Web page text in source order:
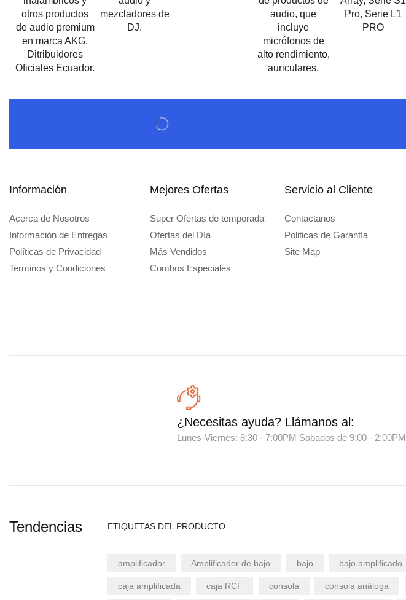
Información
Acerca de Nosotros
Información de Entregas
Políticas de Privacidad
Terminos y Condiciones
Mejores Ofertas
Super Ofertas de temporada
Ofertas del Día
Más Vendidos
Combos Especiales
Servicio al Cliente
Contactanos
Politicas de Garantía
Site Map
¿Necesitas ayuda?Llámanos al:
Lunes-Viernes: 8:30 - 7:00PM Sabados de 9:00 - 2:00PM
Tendencias ETIQUETAS DEL PRODUCTO
amplificador Amplificador de bajo bajo bajo amplificado
caja amplificada caja RCF consola consola análoga